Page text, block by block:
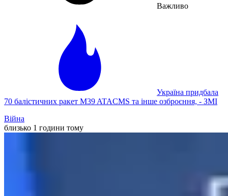
Важливо
Україна придбала
70 балістичних ракет M39 ATACMS та інше озброєння, - ЗМІ
Війна
близько 1 години тому